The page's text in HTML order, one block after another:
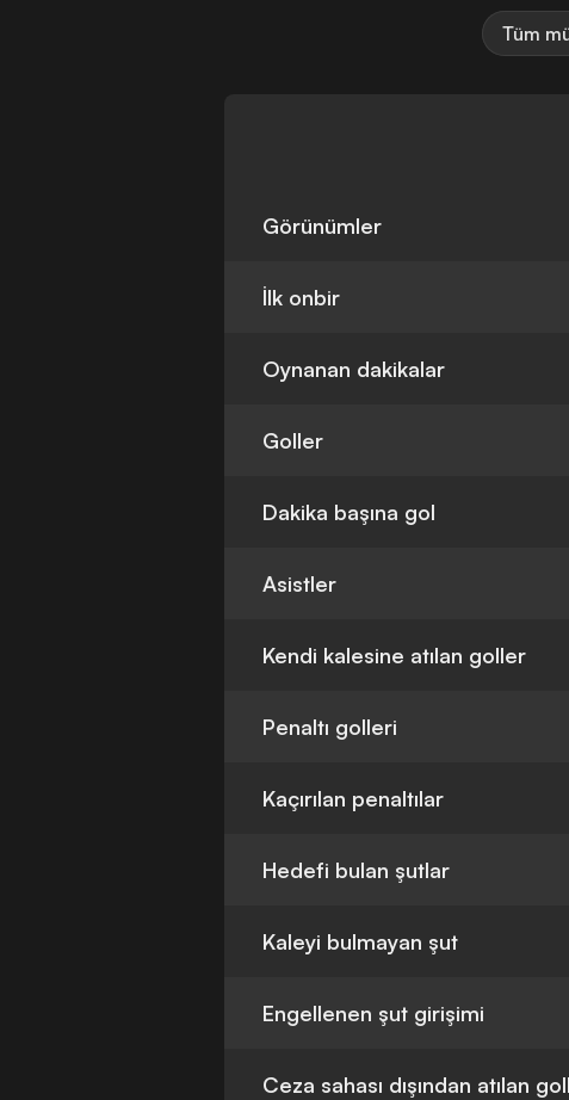
Tüm
Görünümler
İlk onbir
Oynanan dakikalar
Goller
Dakika başına gol
Asistler
Kendi kalesine atılan goller
Penaltı golleri
Kaçırılan penaltılar
Hedefi bulan şutlar
Kaleyi bulmayan şut
Engellenen şut girişimi
Ceza sahası dışından atılan